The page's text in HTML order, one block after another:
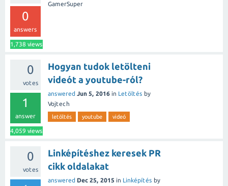
0
answers
1,738 views
GamerSuper
0
votes
1
answer
4,059 views
Hogyan tudok letölteni
videót a youtube-ról?
answered Jun 5, 2016 in Letöltés by
Vojtech
letöltés youtube videó
0
votes
Linképítéshez keresek PR
cikk oldalakat
answered Dec 25, 2015 in Linképítés by